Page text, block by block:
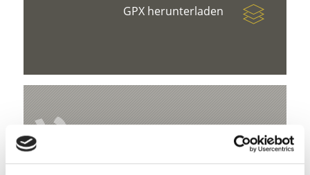
GPX herunterladen
V